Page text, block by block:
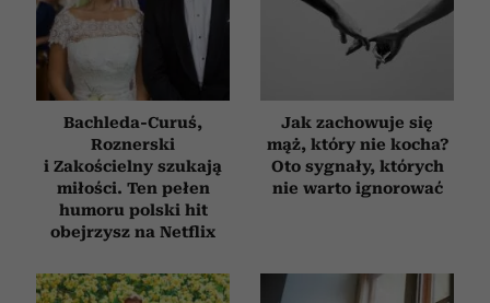
Bachleda-Curuś,
Roznerski
i Zakościelny szukają
miłości. Ten pełen
humoru polski hit
obejrzysz na Netflix
Jak zachowuje się
mąż, który nie kocha?
Oto sygnały, których
nie warto ignorować